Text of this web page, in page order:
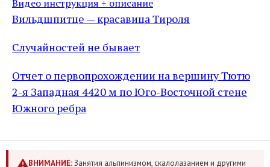
Видео инструкция + описание
Вильдшпитце — красавица Тироля
Случайностей не бывает
Отчет о первопрохождении на вершину Тютю
2-я Западная 4420 м по Юго-Восточной стене
Южного ребра
ВНИМАНИЕ:Занятия альпинизмом, скалолазанием и другими